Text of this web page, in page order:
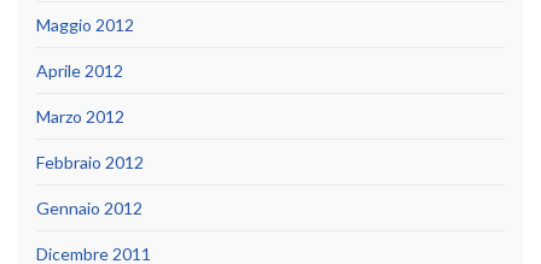
Maggio 2012
Aprile 2012
Marzo 2012
Febbraio 2012
Gennaio 2012
Dicembre 2011